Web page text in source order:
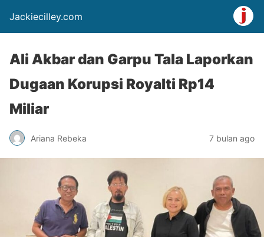
Jackiecilley.com
Ali Akbar dan Garpu Tala Laporkan
Dugaan Korupsi Royalti Rp14
Miliar
Ariana Rebeka 7 bulan ago